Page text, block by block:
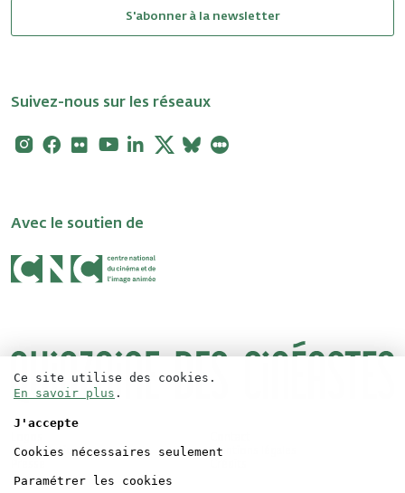
S'abonner à la newsletter
Suivez-nous sur les réseaux
Instagram
Facebook
FlickrYoutubeLinkedin
X Bluesky
Avec le soutien de
Accréditations
Mentions légales
Ce site utilise des cookies.
En savoir plus .
J'accepte
Cookies nécessaires seulement
Paramétrer les cookies